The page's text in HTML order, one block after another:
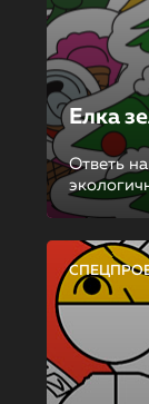
Елка
Ответь